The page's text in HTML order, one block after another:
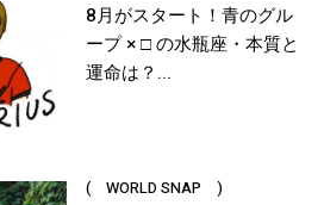
8月がスタート！青のグル
ープ × □ の水瓶座・本質と
運命は？...
( WORLD SNAP )